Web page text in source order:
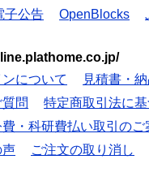
子公告 OpenBlocks
について
見積書・
問
特定商取引法に
・科研費払い取引のご
声 ご注文の取り消し